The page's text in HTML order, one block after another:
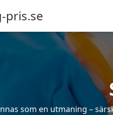
pris.se
som en utmaning –